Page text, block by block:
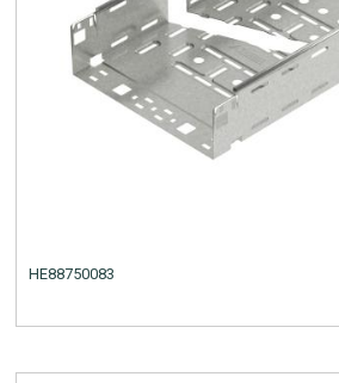
HE88750083